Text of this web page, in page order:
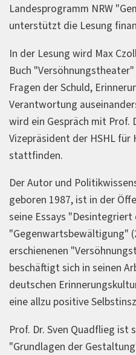
Landesprogramm NRW
unterstützt die Lesung
In der Lesung wird Max
Buch
Fragen der Schuld,
Verantwortung
wird ein Gespräch mit Prof.
Vizepräsident der HSHL
stattfinden.
Der Autor und
geboren 1987, ist in der
seine Essays "Desintegriert
"Gegenwartsbewältigung"
erschienenen
beschäftigt sich in seinen
deutschen
eine allzu positive
Prof. Dr. Sven Quadflieg ist
"Grundlagen der